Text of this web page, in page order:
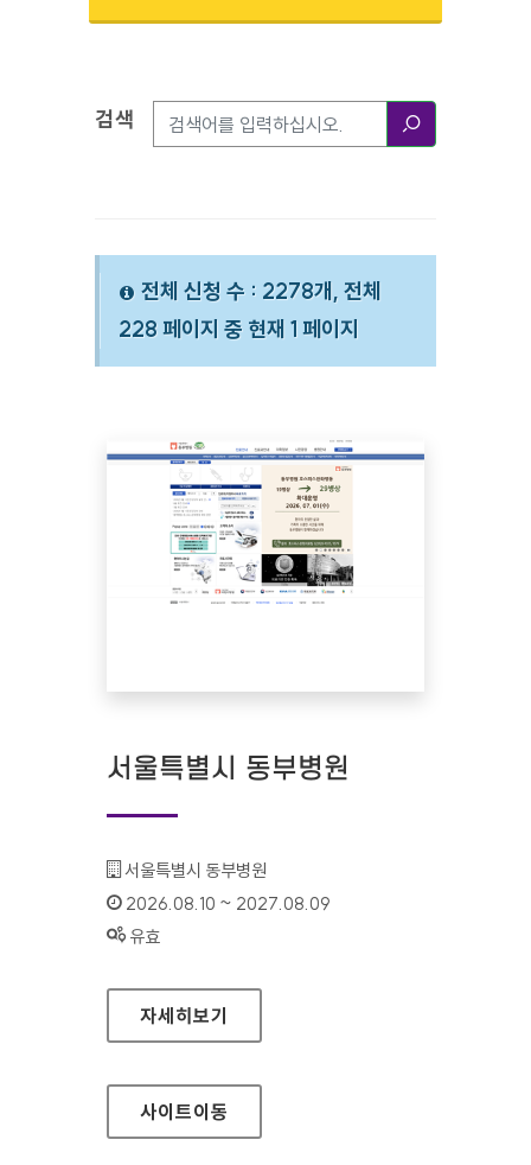
검색옵션
검색
전체 신청 수 : 2278개, 전체
228 페이지 중 현재 1 페이지
서울특별시 동부병원
기관명 :
서울특별시 동부병원
인증기간 :
2026.08.10 ~ 2027.08.09
상태 :
유효
서울특별시 동부병원
자세히보기
사이트이동